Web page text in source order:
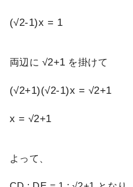
(√2-1)x = 1
両辺に √2+1 を掛けて
(√2+1)(√2-1)x = √2+1
x = √2+1
よって、